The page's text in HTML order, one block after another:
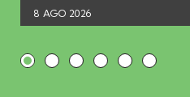
8 AGO 2026